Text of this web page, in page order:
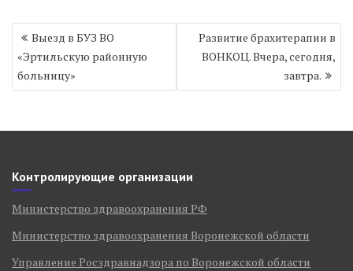
Навигация
по
записям
Выезд в БУЗ ВО
«Эртильскую районную
больницу»
Развитие брахитерапии в
ВОНКОЦ. Вчера, сегодня,
завтра.
Контролирующие организации
Министерство здравоохранения РФ
Министерство здравоохранения Воронежской области
Управление Росздравнадзора по Воронежской области